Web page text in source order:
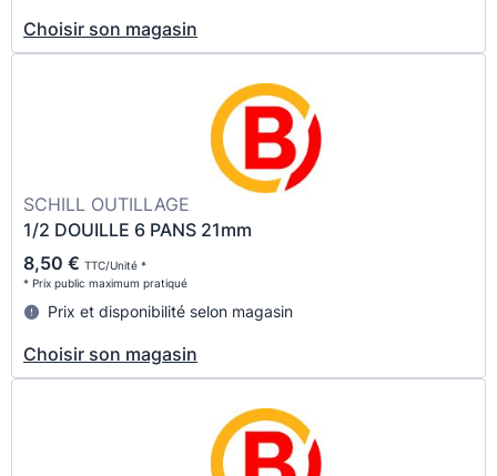
Choisir son magasin
SCHILL OUTILLAGE
1/2 DOUILLE 6 PANS 21mm
8,50 € TTC/Unité *
* Prix public maximum pratiqué
Prix et disponibilité selon magasin
Choisir son magasin